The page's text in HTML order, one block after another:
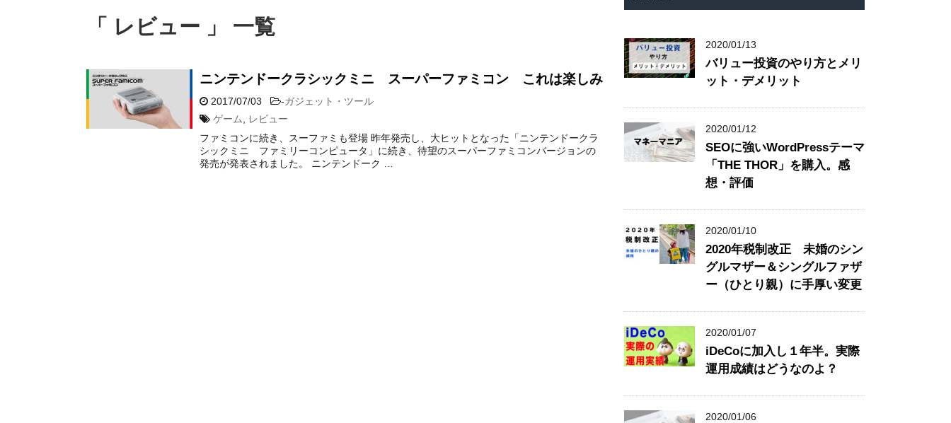
「 レビュー 」 一覧
ニンテンドークラシックミニ スーパーファミコン これは楽しみ
2017/07/03 -ガジェット・ツール
ゲーム
レビュー
ファミコンに続き、スーファミも登場 昨年発売し、大ヒットとなった「ニンテンドークラ
シックミニ ファミリーコンピュータ」に続き、待望のスーパーファミコンバージョンの
発売が発表されました。 ニンテンドーク …
2020/01/13
バリュー投資のやり方とメリ
ット・デメリット
2020/01/12
SEOに強いWordPressテーマ
「THE THOR」を購入。感
想・評価
2020/01/10
2020年税制改正 未婚のシン
グルマザー＆シングルファザ
ー（ひとり親）に手厚い変更
2020/01/07
iDeCoに加入し１年半。実際
運用成績はどうなのよ？
2020/01/06